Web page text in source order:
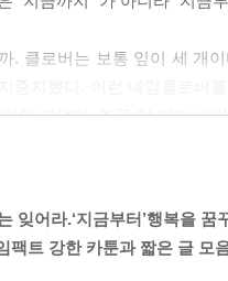
. 클로버는 보통 잎이 세 개
이 되었다. 조금 더 자라 세
일상의 모습들이 진정한 기적
잊어라.‘지금부터’행복을 꿈
팩트 강한 카툰과 짧은 글 모